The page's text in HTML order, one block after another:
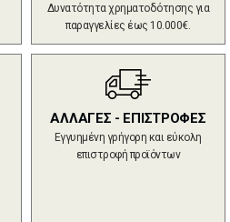
Δυνατότητα χρηματοδότησης για
παραγγελίες έως 10.000€.
ΑΛΛΑΓΕΣ - ΕΠΙΣΤΡΟΦΕΣ
Εγγυημένη γρήγορη και εύκολη
επιστροφή προϊόντων